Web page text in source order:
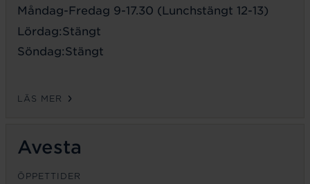
Måndag-Fredag 9-17.30 (Lunchstängt 12-13)
Lördag:Stängt
Söndag:Stängt
LÄS MER
Avesta
ÖPPETTIDER